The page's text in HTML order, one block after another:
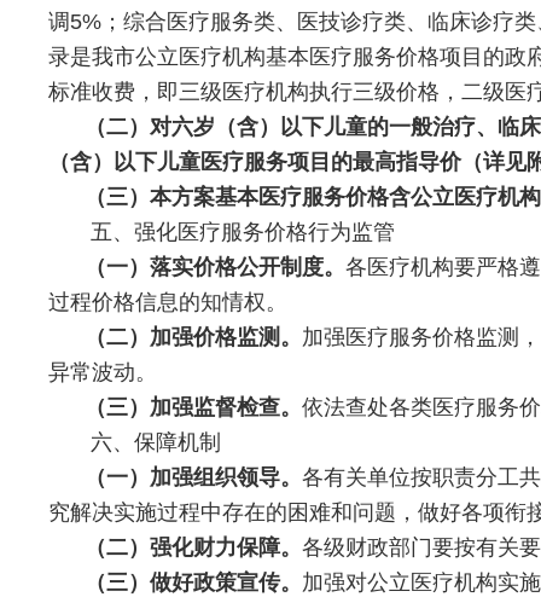
调5%；综合医疗服务类、医技诊疗类、临床诊疗
录是我市公立医疗机构基本医疗服务价格项目的
标准收费，即三级医疗机构执行三级价格，二级
（二）对六岁（含）以下儿童的一般治疗、临床
（含）以下儿童医疗服务项目的最高指导价（详见
（三）本方案基本医疗服务价格含公立医疗机
五、强化医疗服务价格行为监管
（一）落实价格公开制度。 各医疗机构要严格
过程价格信息的知情权。
（二）加强价格监测。 加强医疗服务价格监测
异常波动。
（三）加强监督检查。 依法查处各类医疗服务
六、保障机制
（一）加强组织领导。 各有关单位按职责分工
究解决实施过程中存在的困难和问题，做好各项衔
（二）强化财力保障。 各级财政部门要按有关
（三）做好政策宣传。 加强对公立医疗机构实